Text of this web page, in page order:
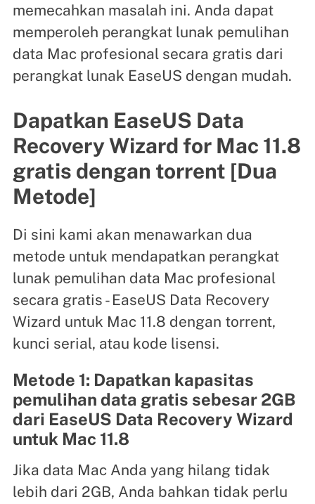
memecahkan masalah ini. Anda dapat
memperoleh perangkat lunak pemulihan
data Mac profesional secara gratis dari
perangkat lunak EaseUS dengan mudah.
Dapatkan EaseUS Data
Recovery Wizard for Mac 11.8
gratis dengan torrent [Dua
Metode]
Di sini kami akan menawarkan dua
metode untuk mendapatkan perangkat
lunak pemulihan data Mac profesional
secara gratis - EaseUS Data Recovery
Wizard untuk Mac 11.8 dengan torrent,
kunci serial, atau kode lisensi.
Metode 1: Dapatkan kapasitas
pemulihan data gratis sebesar 2GB
dari EaseUS Data Recovery Wizard
untuk Mac 11.8
Jika data Mac Anda yang hilang tidak
lebih dari 2GB, Anda bahkan tidak perlu